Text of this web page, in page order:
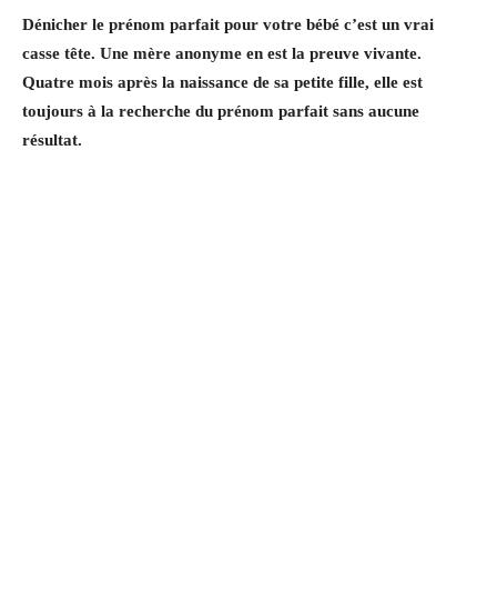
Dénicher le prénom parfait pour votre bébé c’est un vrai
casse tête. Une mère anonyme en est la preuve vivante.
Quatre mois après la naissance de sa petite fille, elle est
toujours à la recherche du prénom parfait sans aucune
résultat.